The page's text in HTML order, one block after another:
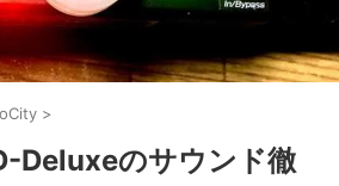
>
Deluxeのサウンド徹